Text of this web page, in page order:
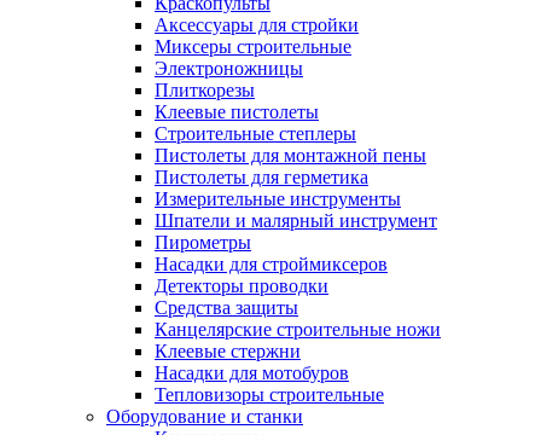
Аксессуары для стройки
Миксеры строительные
Электроножницы
Плиткорезы
Клеевые пистолеты
Строительные степлеры
Пистолеты для монтажной пены
Пистолеты для герметика
Измерительные инструменты
Шпатели и малярный инструмент
Пирометры
Насадки для строймиксеров
Детекторы проводки
Средства защиты
Канцелярские строительные ножи
Клеевые стержни
Насадки для мотобуров
Тепловизоры строительные
Оборудование и станки